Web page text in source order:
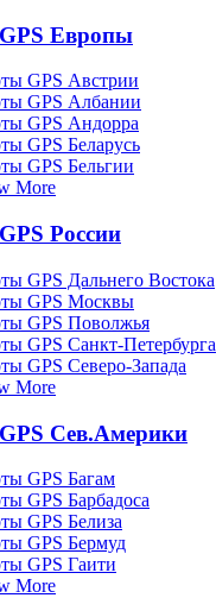
Европы
GPS Австрии
GPS Албании
GPS Андорра
GPS Беларусь
GPS Бельгии
More
России
GPS Дальнего Востока
GPS Москвы
GPS Поволжья
GPS Санкт-Петербурга
GPS Северо-Запада
More
Сев.Америки
GPS Багам
GPS Барбадоса
GPS Белиза
GPS Бермуд
GPS Гаити
More